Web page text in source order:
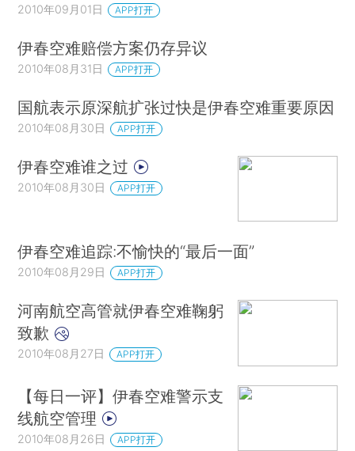
2010年09月01日 APP打开
伊春空难赔偿方案仍存异议
2010年08月31日 APP打开
国航表示原深航扩张过快是伊春空难重要原因
2010年08月30日 APP打开
伊春空难谁之过
2010年08月30日 APP打开
伊春空难追踪:不愉快的“最后一面”
2010年08月29日 APP打开
河南航空高管就伊春空难鞠躬
致歉
2010年08月27日 APP打开
【每日一评】伊春空难警示支
线航空管理
2010年08月26日 APP打开